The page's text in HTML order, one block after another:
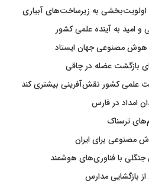
اولویت‌بخشی به زیرساخت‌های آبیاری
و امید به آینده علمی کشور
هوش مصنوعی جهان ایستاد
بازگشت عضله در چاقی
علمی کشور نقش‌آفرینی بیشتری کند
امداد در فارس
ترسناک
با فناوری‌های هوشمند